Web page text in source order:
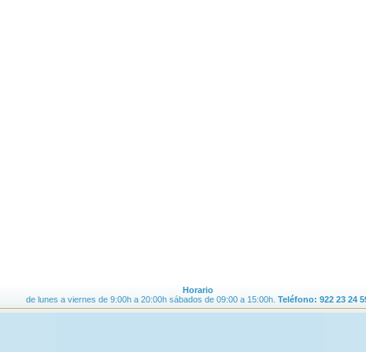
Horario
de lunes a viernes de 9:00h a 20:00h sábados de 09:00 a 15:00h. Teléfono: 922 23 24